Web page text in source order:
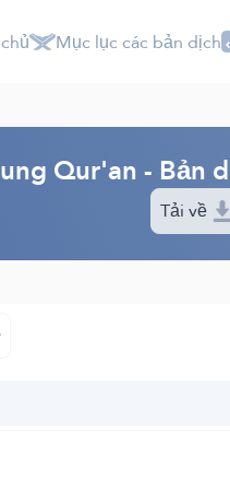
Mục lục các bản dịch
Qur'an - Bản
Tải về